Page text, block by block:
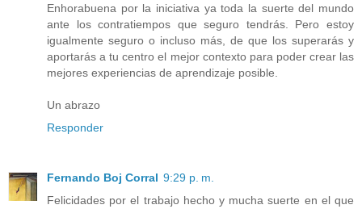
Enhorabuena por la iniciativa ya toda la suerte del mundo
ante los contratiempos que seguro tendrás. Pero estoy
igualmente seguro o incluso más, de que los superarás y
aportarás a tu centro el mejor contexto para poder crear las
mejores experiencias de aprendizaje posible.
Un abrazo
Responder
Fernando Boj Corral 9:29 p. m.
Felicidades por el trabajo hecho y mucha suerte en el que